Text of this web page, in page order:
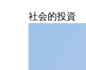
社会的投資